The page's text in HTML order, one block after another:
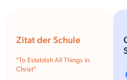
Zitat der Schule
"To Establish All Things in
Christ"